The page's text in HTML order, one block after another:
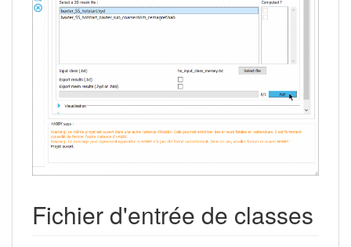
Fichier d'entrée de classes